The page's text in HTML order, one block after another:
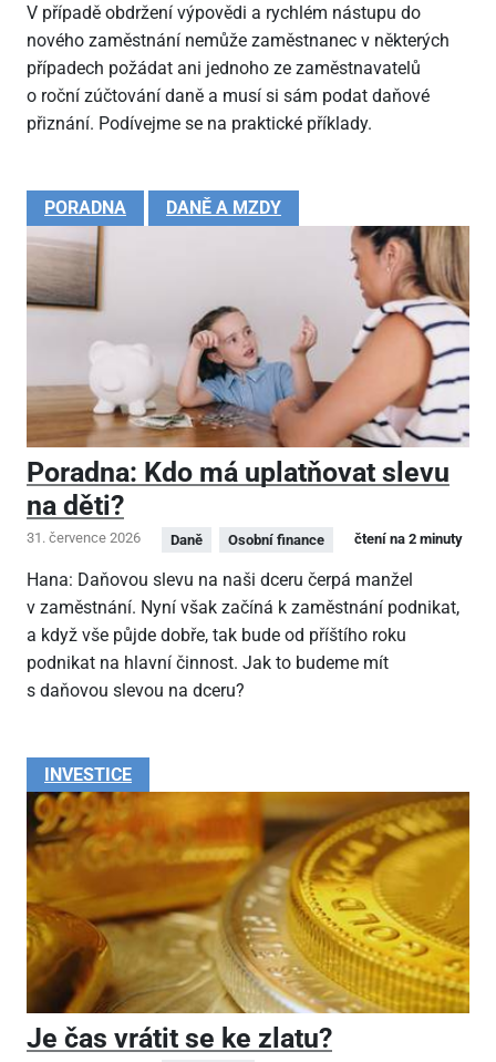
V případě obdržení výpovědi a rychlém nástupu do
nového zaměstnání nemůže zaměstnanec v některých
případech požádat ani jednoho ze zaměstnavatelů
o roční zúčtování daně a musí si sám podat daňové
přiznání. Podívejme se na praktické příklady.
PORADNA DANĚ A MZDY
Poradna: Kdo má uplatňovat slevu
na děti?
31. července 2026 Daně Osobní finance čtení na 2 minuty
Hana: Daňovou slevu na naši dceru čerpá manžel
v zaměstnání. Nyní však začíná k zaměstnání podnikat,
a když vše půjde dobře, tak bude od příštího roku
podnikat na hlavní činnost. Jak to budeme mít
s daňovou slevou na dceru?
INVESTICE
Je čas vrátit se ke zlatu?